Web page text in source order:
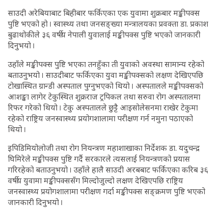
साउदी अरेबियाबाट बिहीबार फर्किएका एक युवामा शुक्रबार मङ्कीपक्स
पुष्टि भएको हो । स्वास्थ्य तथा जनसङ्ख्या मन्त्रालयका प्रवक्ता डा. प्रकाश
बुढाथोकीले ३६ वर्षीय नेपाली युवालाई मङ्कीपक्स पुष्टि भएको जानकारी
दिनुभयो ।
उहाँले मङ्कीपक्स पुष्टि भएका तनहुँका ती युवाको अवस्था सामान्य रहेको
बताउनुभयो । साउदीबाट फर्किएका युवा मङ्कीपक्सको लक्षण देखिएपछि
टोखास्थित ग्रान्डी अस्पताल पुग्नुभएको थियो । अस्पतालले मङ्कीपक्सको
आशङ्का लागेर टेकुस्थित शुक्रराज ट्रपिकल तथा सरुवा रोग अस्पतालमा
रिफर गरेको थियो । टेकु अस्पतालले छुट्टै आइसोलेसनमा राखेर टेकुमा
रहेको राष्ट्रिय जनस्वास्थ्य प्रयोगशालामा परीक्षण गर्न नमुना पठाएको
थियो ।
इपिडिमियोलोजी तथा रोग नियन्त्रण महाशाखाका निर्देशक डा. यदुचन्द्र
घिमिरेले मङ्कीपक्स पुष्टि गर्दै सरकारले त्यसलाई नियन्त्रणको प्रयास
गरिरहेको बताउनुभयो । उहाँले हालै साउदी अरबबाट फर्किएका करिब ३६
वर्षीय युवामा मङ्कीपक्ससँग मिल्दोजुल्दो लक्षण देखिएपछि राष्ट्रिय
जनस्वास्थ्य प्रयोगशालामा परीक्षण गर्दा मङ्कीपक्स सङ्क्रमण पुष्टि भएको
जानकारी दिनुभयो ।